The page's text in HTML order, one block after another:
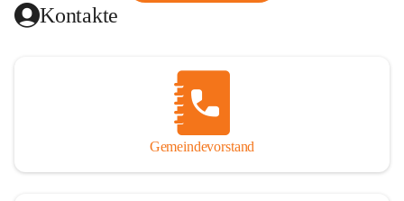
Kontakte
Gemeindevorstand